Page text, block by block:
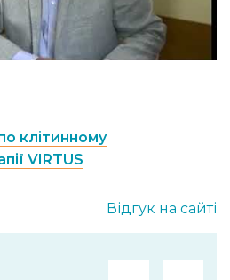
клітинному
VIRTUS
Відгук на сайті